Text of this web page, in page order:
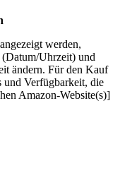
werden,
(Datum/Uhrzeit) und
ändern. Für den Kauf
und Verfügbarkeit, die
Amazon-Website(s)]